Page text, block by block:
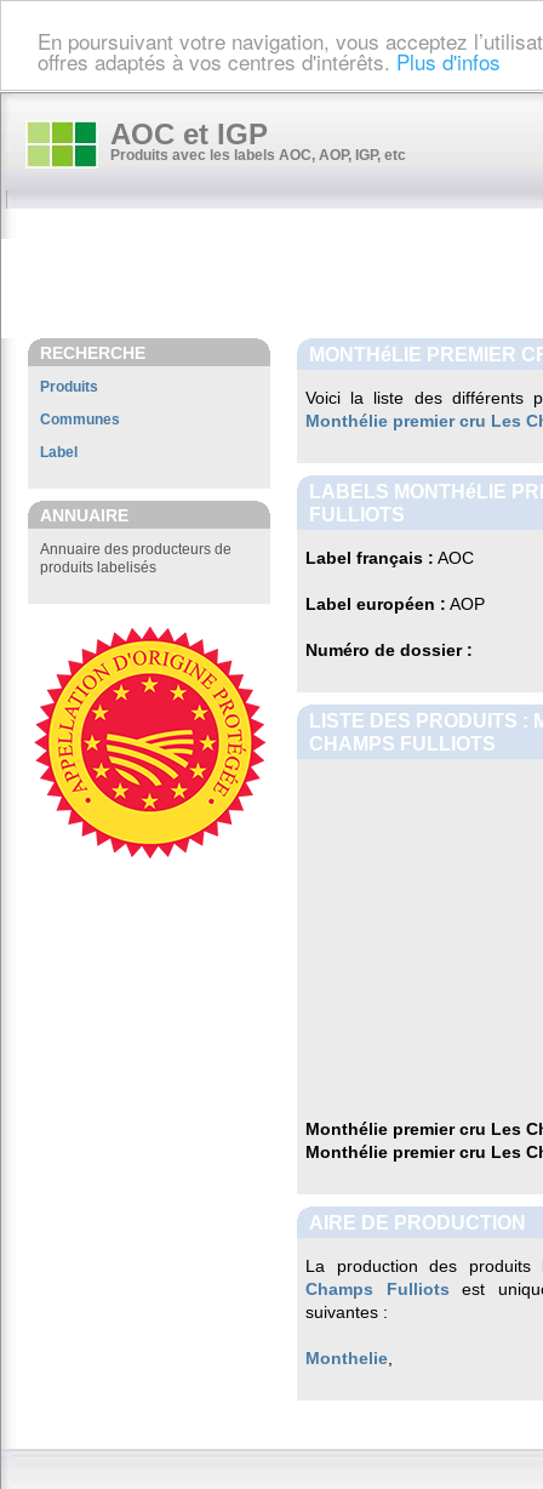
En poursuivant votre navigation, vous acceptez
offres adaptés à vos centres d'intérêts. Plus d'infos
AOC et IGP
Produits avec les labels AOC, AOP, IGP, etc
RECHERCHE
Produits
Communes
Label
ANNUAIRE
Annuaire des producteurs de
produits labelisés
MONTHéLIE PREMIER
Voici la liste des différents
Monthélie premier cru Les
LABELS MONTHéLIE
FULLIOTS
Label français : AOC
Label européen : AOP
Numéro de dossier :
LISTE DES PRODUITS :
CHAMPS FULLIOTS
Monthélie premier cru Les
Monthélie premier cru Les
AIRE DE PRODUCTION
La production des produits
Champs Fulliots est
suivantes :
Monthelie